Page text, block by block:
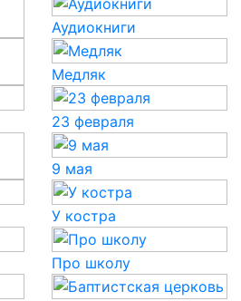
Аудиокниги
Медляк
23 февраля
9 мая
У костра
Про школу